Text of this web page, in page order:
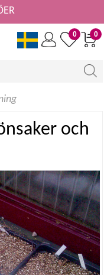
0
0
och